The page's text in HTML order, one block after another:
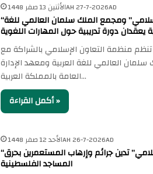
الأثنين 13 صفر 1448AH 27-7-2026AD
“التعاون الإسلامي” ومجمع الملك سلمان العالمي للغة
يعقدان دورة تدريبية حول المهارات اللغوية
منظمة التعاون الإسلامي بالشراكة مع
العالمي للغة العربية ومعهد الإدارة
العامة بالمملكة العربية…
أكمل القراءة »
الأحد 12 صفر 1448AH 26-7-2026AD
“التعاون الإسلامي” تدين جرائم وإرهاب المستعمرين بحرق
المساجد الفلسطينية